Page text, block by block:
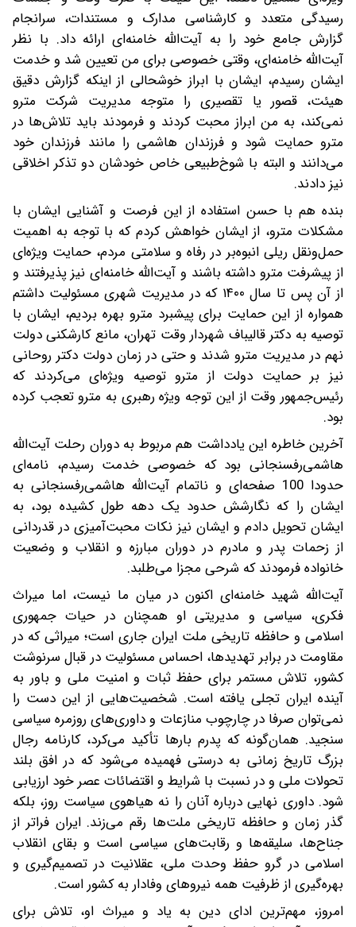
رسیدگی متعدد و کارشناسی مدارک و مستندات، سرانجام
گزارش جامع خود را به آیت‌الله خامنه‌ای ارائه داد. با نظر
آیت‌الله خامنه‌ای، وقتی خصوصی برای من تعیین شد و خدمت
ایشان رسیدم، ایشان با ابراز خوشحالی از اینکه گزارش دقیق
هیئت، قصور یا تقصیری را متوجه مدیریت شرکت مترو
نمی‌کند، به من ابراز محبت کردند و فرمودند باید تلاش‌ها در
مترو حمایت شود و فرزندان هاشمی را مانند فرزندان خود
می‌دانند و البته با شوخ‌طبیعی خاص خودشان دو تذکر اخلاقی
نیز دادند.
بنده هم با حسن استفاده از این فرصت و آشنایی ایشان با
مشکلات مترو، از ایشان خواهش کردم که با توجه به اهمیت
حمل‌ونقل ریلی انبوه‌بر در رفاه و سلامتی مردم، حمایت ویژه‌ای
از پیشرفت مترو داشته باشند و آیت‌الله خامنه‌ای نیز پذیرفتند و
از آن پس تا سال ۱۴۰۰ که در مدیریت شهری مسئولیت داشتم
همواره از این حمایت برای پیشبرد مترو بهره بردیم، ایشان با
توصیه به دکتر قالیباف شهردار وقت تهران، مانع کارشکنی دولت
نهم در مدیریت مترو شدند و حتی در زمان دولت دکتر روحانی
نیز بر حمایت دولت از مترو توصیه ویژه‌ای می‌کردند که
رئیس‌جمهور وقت از این توجه ویژه رهبری به مترو تعجب کرده
بود.
آخرین خاطره این یادداشت هم مربوط به دوران رحلت آیت‌الله
هاشمی‌رفسنجانی بود که خصوصی خدمت رسیدم، نامه‌ای
حدودا 100 صفحه‌ای و ناتمام آیت‌الله هاشمی‌رفسنجانی به
ایشان را که نگارشش حدود یک دهه طول کشیده بود، به
ایشان تحویل دادم و ایشان نیز نکات محبت‌آمیزی در قدردانی
از زحمات پدر و مادرم در دوران مبارزه و انقلاب و وضعیت
خانواده فرمودند که شرحی مجزا می‌طلبد.
آیت‌الله شهید خامنه‌ای اکنون در میان ما نیست، اما میراث
فکری، سیاسی و مدیریتی او همچنان در حیات جمهوری
اسلامی و حافظه تاریخی ملت ایران جاری است؛ میراثی که در
مقاومت در برابر تهدیدها، احساس مسئولیت در قبال سرنوشت
کشور، تلاش مستمر برای حفظ ثبات و امنیت ملی و باور به
آینده ایران تجلی یافته است. شخصیت‌هایی از این دست را
نمی‌توان صرفا در چارچوب منازعات و داوری‌های روزمره سیاسی
سنجید. همان‌گونه که پدرم بارها تأکید می‌کرد، کارنامه رجال
بزرگ تاریخ زمانی به درستی فهمیده می‌شود که در افق بلند
تحولات ملی و در نسبت با شرایط و اقتضائات عصر خود ارزیابی
شود. داوری نهایی درباره آنان را نه هیاهوی سیاست روز، بلکه
گذر زمان و حافظه تاریخی ملت‌ها رقم می‌زند. ایران فراتر از
جناح‌ها، سلیقه‌ها و رقابت‌های سیاسی است و بقای انقلاب
اسلامی در گرو حفظ وحدت ملی، عقلانیت در تصمیم‌گیری و
بهره‌گیری از ظرفیت همه نیروهای وفادار به کشور است.
امروز، مهم‌ترین ادای دین به یاد و میراث او، تلاش برای